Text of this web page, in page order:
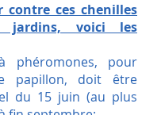
contre ces chenilles
jardins, voici les
phéromones, pour
papillon, doit être
du 15 juin (au plus